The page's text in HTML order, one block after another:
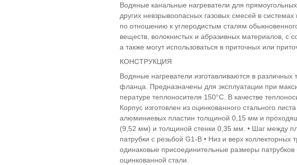
Водяные канальные нагреватели для
других невзрывоопасных газовых смесей в
по отношению к углеродистым сталям
веществ, волокнистых и абразивных материалов, с
а также могут использоваться в приточных или
КОНСТРУКЦИЯ
Водяные нагреватели изготавливаются в
фланца. Предназначены для эксплуатации при
пературе теплоносителя 150°C. В качестве
Корпус изготовлен из оцинкованного стального
алюминиевых пластин толщиной 0,15 мм и
(9,52 мм) и толщиной стенки 0,35 мм. • Шаг между
патрубки с резьбой G1-B • Низ и верх
одинаковые присоединительные размеры
оцинкованной стали.